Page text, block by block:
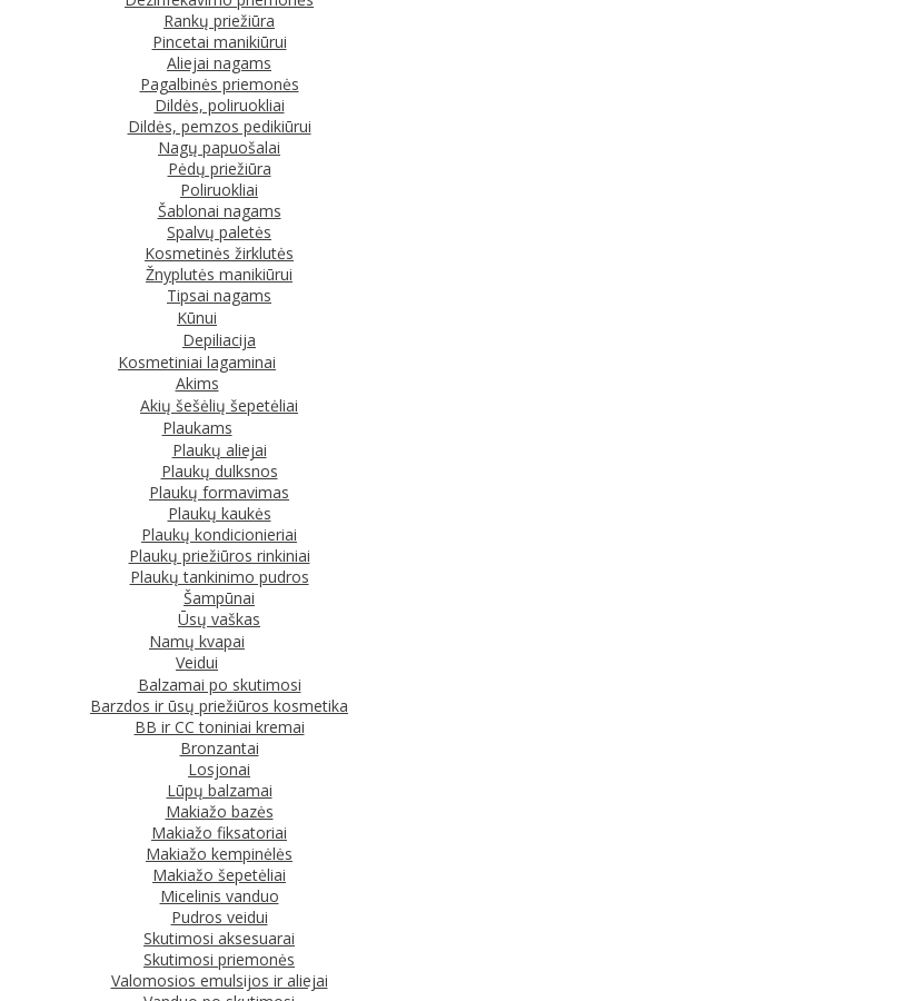
Rankų priežiūra
Pincetai manikiūrui
Aliejai nagams
Pagalbinės priemonės
Dildės, poliruokliai
Dildės, pemzos pedikiūrui
Nagų papuošalai
Pėdų priežiūra
Poliruokliai
Šablonai nagams
Spalvų paletės
Kosmetinės žirklutės
Žnyplutės manikiūrui
Tipsai nagams
Kūnui
Depiliacija
Kosmetiniai lagaminai
Akims
Akių šešėlių šepetėliai
Plaukams
Plaukų aliejai
Plaukų dulksnos
Plaukų formavimas
Plaukų kaukės
Plaukų kondicionieriai
Plaukų priežiūros rinkiniai
Plaukų tankinimo pudros
Šampūnai
Ūsų vaškas
Namų kvapai
Veidui
Balzamai po skutimosi
Barzdos ir ūsų priežiūros kosmetika
BB ir CC toniniai kremai
Bronzantai
Losjonai
Lūpų balzamai
Makiažo bazės
Makiažo fiksatoriai
Makiažo kempinėlės
Makiažo šepetėliai
Micelinis vanduo
Pudros veidui
Skutimosi aksesuarai
Skutimosi priemonės
Valomosios emulsijos ir aliejai